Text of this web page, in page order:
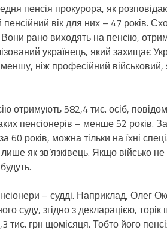
пенсія прокурора, як
пенсійний вік для них – 47 років.
рано виходять на пенсію,
українець, який захищає
ніж професійний
отримують 582,4 тис. осіб,
пенсіонерів – менше 52 років.
60 років, можна тільки на їхні
як зв’язківець. Якщо військо
– судді. Наприклад, Олег
суду, згідно з декларацією,
тис. грн щомісяця. Тобто його